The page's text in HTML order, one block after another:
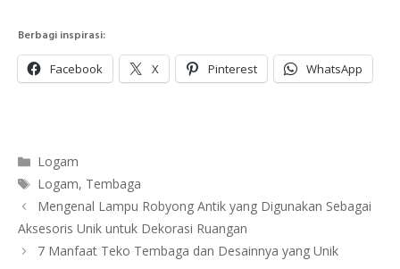
Berbagi inspirasi:
Facebook X Pinterest WhatsApp
Categories
Logam
Tags
Logam, Tembaga
Mengenal Lampu Robyong Antik yang Digunakan Sebagai
Aksesoris Unik untuk Dekorasi Ruangan
7 Manfaat Teko Tembaga dan Desainnya yang Unik